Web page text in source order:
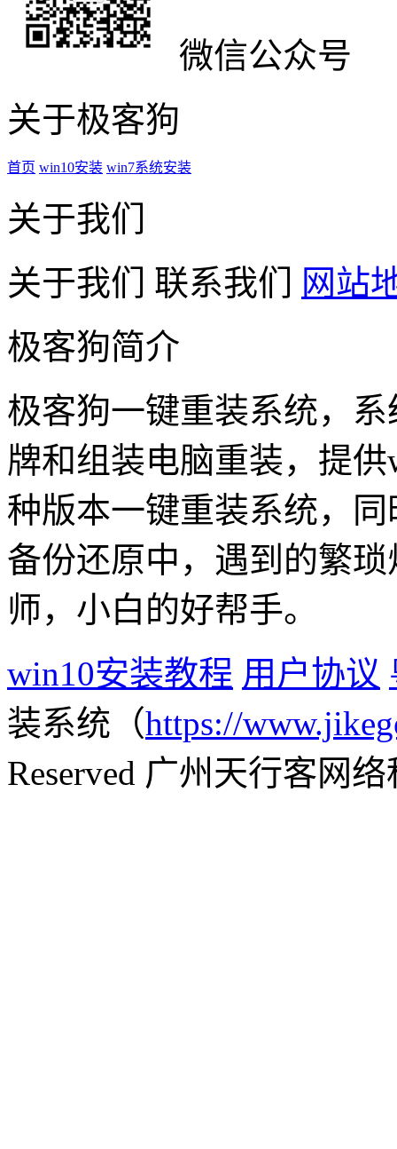
微信公众号
关于极客狗
首页 win10安装 win7系统安装
关于我们
关于我们
联系我们
网站
极客狗简介
极客狗一键重装系统，
牌和组装电脑重装，提
种版本一键重装系统，
备份还原中，遇到的繁
师，小白的好帮手。
win10安装教程 用户协议
装系统（https://
Reserved 广州天行客网